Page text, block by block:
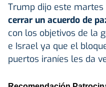
Trump dijo este martes
cerrar un acuerdo de
con los objetivos de la
e Israel ya que el
puertos iraníes les da